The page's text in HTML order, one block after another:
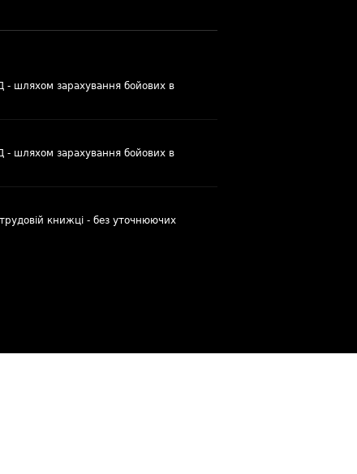
- шляхом зарахування бойових в
- шляхом зарахування бойових в
книжці - без уточнюючих